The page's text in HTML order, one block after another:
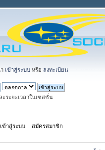
เข้าสู่ระบบ หรือ ลงทะเบียน
ระยะเวลาในเซสชั่น
เข้าสู่ระบบ สมัครสมาชิก